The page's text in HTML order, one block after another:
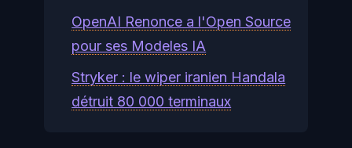
OpenAI Renonce a l'Open Source
pour ses Modeles IA
Stryker : le wiper iranien Handala
détruit 80 000 terminaux